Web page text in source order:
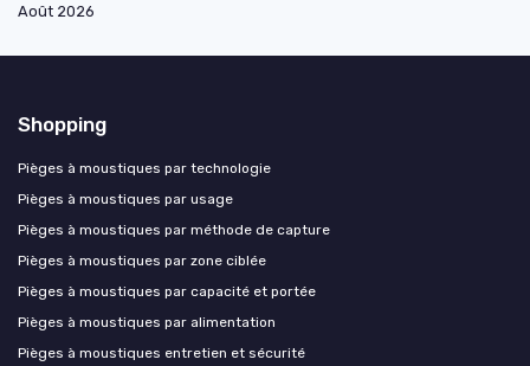
Août 2026
Shopping
Pièges à moustiques par technologie
Pièges à moustiques par usage
Pièges à moustiques par méthode de capture
Pièges à moustiques par zone ciblée
Pièges à moustiques par capacité et portée
Pièges à moustiques par alimentation
Pièges à moustiques entretien et sécurité